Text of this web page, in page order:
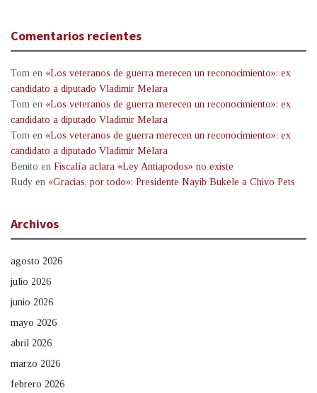
Comentarios recientes
Tom en «Los veteranos de guerra merecen un reconocimiento»: ex
candidato a diputado Vladimir Melara
Tom en «Los veteranos de guerra merecen un reconocimiento»: ex
candidato a diputado Vladimir Melara
Tom en «Los veteranos de guerra merecen un reconocimiento»: ex
candidato a diputado Vladimir Melara
Benito en Fiscalía aclara «Ley Antiapodos» no existe
Rudy en «Gracias, por todo»: Presidente Nayib Bukele a Chivo Pets
Archivos
agosto 2026
julio 2026
junio 2026
mayo 2026
abril 2026
marzo 2026
febrero 2026